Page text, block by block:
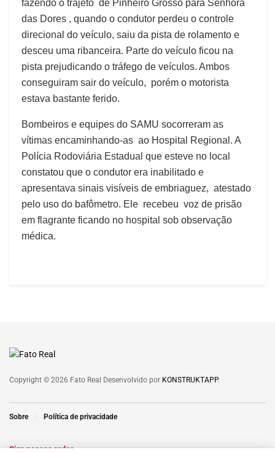
fazendo o trajeto de Pinheiro Grosso para Senhora
das Dores , quando o condutor perdeu o controle
direcional do veículo, saiu da pista de rolamento e
desceu uma ribanceira. Parte do veículo ficou na
pista prejudicando o tráfego de veículos. Ambos
conseguiram sair do veículo, porém o motorista
estava bastante ferido.
Bombeiros e equipes do SAMU socorreram as
vítimas encaminhando-as ao Hospital Regional. A
Polícia Rodoviária Estadual que esteve no local
constatou que o condutor era inabilitado e
apresentava sinais visíveis de embriaguez, atestado
pelo uso do bafômetro. Ele recebeu voz de prisão
em flagrante ficando no hospital sob observação
médica.
Copyright © 2026 Fato Real Desenvolvido por KONSTRUKTAPP.
Sobre Política de privacidade
Siga nossas redes